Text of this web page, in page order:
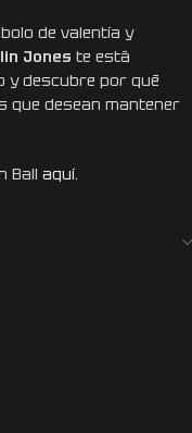
de valentía y
Jones te está
y descubre por qué
que desean mantener
Ball aquí.